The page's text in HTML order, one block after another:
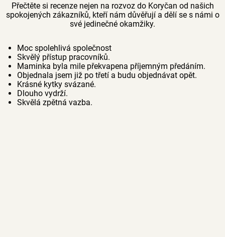
Přečtěte si recenze nejen na rozvoz do Koryčan od našich
spokojených zákazníků, kteří nám důvěřují a dělí se s námi o
své jedinečné okamžiky.
Moc spolehlivá společnost
Skvělý přístup pracovníků.
Maminka byla mile překvapena příjemným předáním.
Objednala jsem již po třetí a budu objednávat opět.
Krásné kytky svázané.
Dlouho vydrží.
Skvělá zpětná vazba.